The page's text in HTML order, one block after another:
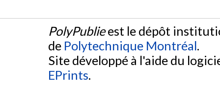
PolyPublieest le dépôt
de Polytechnique Montréal.
Site développé à l'aide du
EPrints.